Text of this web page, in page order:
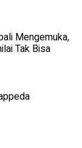
Mengemuka,
Tak Bisa